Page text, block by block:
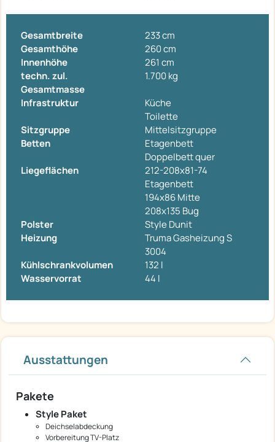
Gesamtbreite
233 cm
Gesamthöhe
260 cm
Innenhöhe
261 cm
techn. zul.
Gesamtmasse
1.700 kg
Infrastruktur
Küche
Toilette
Sitzgruppe
Mittelsitzgruppe
Betten
Etagenbett
Doppelbett quer
Liegeflächen
212-208x81-74
Etagenbett
194x86 Mitte
208x135 Bug
Polster
Style Dunit
Heizung
Truma Gasheizung S
3004
Kühlschrankvolumen
132 l
Wasservorrat
44 l
Ausstattungen
Pakete
Style Paket
Deichselabdeckung
Vorbereitung TV-Platz